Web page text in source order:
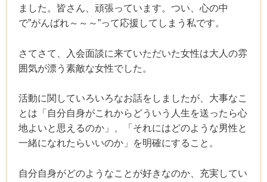
ました。皆さん、頑張っています。つい、心の中
で”がんばれ～～～”って応援してしまう私です。
さてさて、入会面談に来ていただいた女性は大人の雰
囲気が漂う素敵な女性でした。
活動に関していろいろなお話をしましたが、大事なこ
とは「自分自身がこれからどういう人生を送ったら心
地よいと思えるのか」、「それにはどのような男性と
一緒になれたらいいのか」を明確にすること。
自分自身がどのようなことが好きなのか、充実してい